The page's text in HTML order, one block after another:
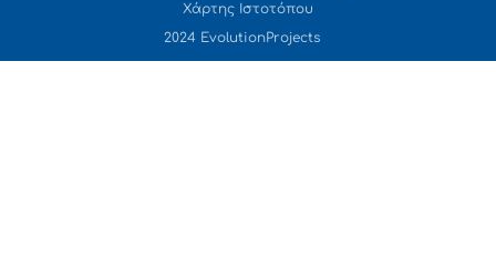
Χάρτης Ιστοτόπου
2024 EvolutionProjects